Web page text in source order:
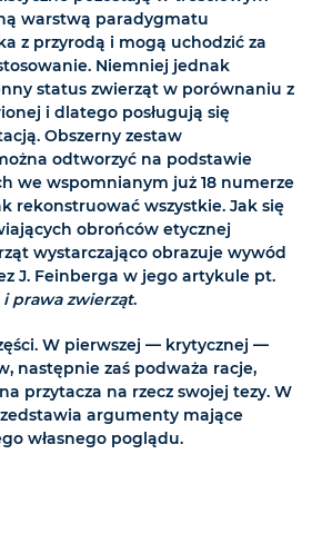
warstwą paradygmatu
z przyrodą i mogą uchodzić za
Niemniej jednak
status zwierząt w porównaniu z
i dlatego posługują się
Obszerny zestaw
odtworzyć na podstawie
we wspomnianym już 18 numerze
rekonstruować wszystkie. Jak się
obrońców etycznej
wystarczająco obrazuje wywód
J. Feinberga w jego artykule pt.
i prawa zwierząt.
W pierwszej — krytycznej —
następnie zaś podważa racje,
przytacza na rzecz swojej tezy. W
argumenty mające
własnego poglądu.